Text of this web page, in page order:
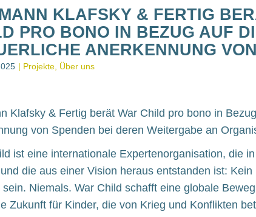
KLAFSKY & FERTIG
PRO BONO IN BEZUG AUF
ANERKENNUNG
Projekte Über uns
Klafsky & Fertig berät War Child pro bono in
von Spenden bei deren Weitergabe an
ist eine internationale Expertenorganisation, die
die aus einer Vision heraus entstanden ist: Kein
sein. Niemals. War Child schafft eine globale
Zukunft für Kinder, die von Krieg und Konflikten